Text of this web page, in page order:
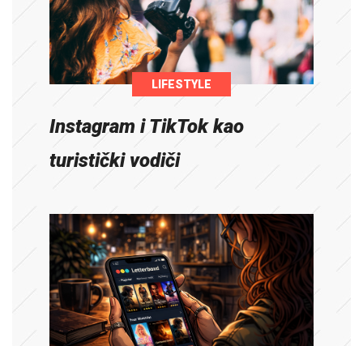
LIFESTYLE
Instagram i TikTok kao
turistički vodiči